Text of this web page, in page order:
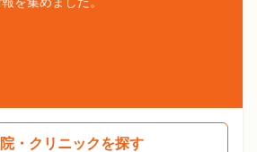
・クリニックを探す